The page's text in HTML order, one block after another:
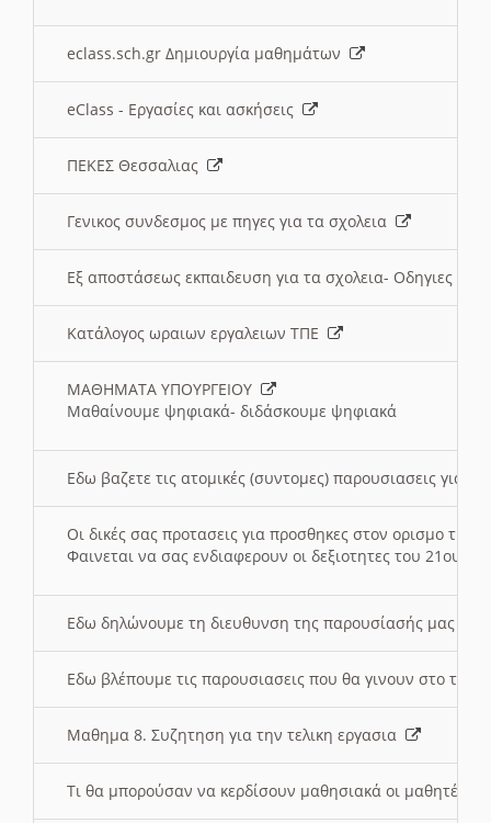
eclass.sch.gr Δημιουργία μαθημάτων
eClass - Εργασίες και ασκήσεις
ΠΕΚΕΣ Θεσσαλιας
Γενικος συνδεσμος με πηγες για τα σχολεια
Εξ αποστάσεως εκπαιδευση για τα σχολεια- Οδηγιες
Κατάλογος ωραιων εργαλειων ΤΠΕ
ΜΑΘΗΜΑΤΑ ΥΠΟΥΡΓΕΙΟΥ
Μαθαίνουμε ψηφιακά- διδάσκουμε ψηφιακά
Εδω βαζετε τις ατομικές (συντομες) παρουσιασεις για
Οι δικές σας προτασεις για προσθηκες στον ορισμο
Φαινεται να σας ενδιαφερουν οι δεξιοτητες του 21ου
Εδω δηλώνουμε τη διευθυνση της παρουσίασής μας
Εδω βλέπουμε τις παρουσιασεις που θα γινουν στο
Μαθημα 8. Συζητηση για την τελικη εργασια
Τι θα μπορούσαν να κερδίσουν μαθησιακά οι μαθητές/